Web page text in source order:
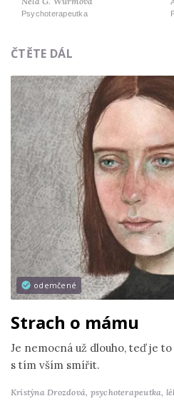
Psychoterapeutka
ČTĚTE DÁL
odemčené
Strach o mámu
Je nemocná už dlouho, teď je
s tím vším smířit.
Kristýna Drozdová, psychoterapeutka,